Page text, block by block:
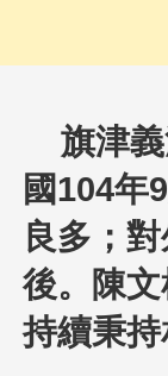
旗津義
國104年
良多；
後。陳
持續秉持